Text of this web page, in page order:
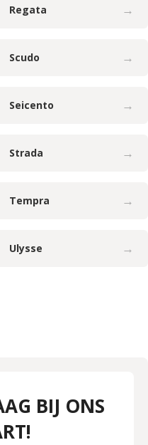
Regata →
Scudo →
Seicento →
Strada →
Tempra →
Ulysse →
BIJ ONS